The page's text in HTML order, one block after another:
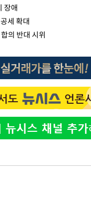
장애
세 확대
의 반대 시위